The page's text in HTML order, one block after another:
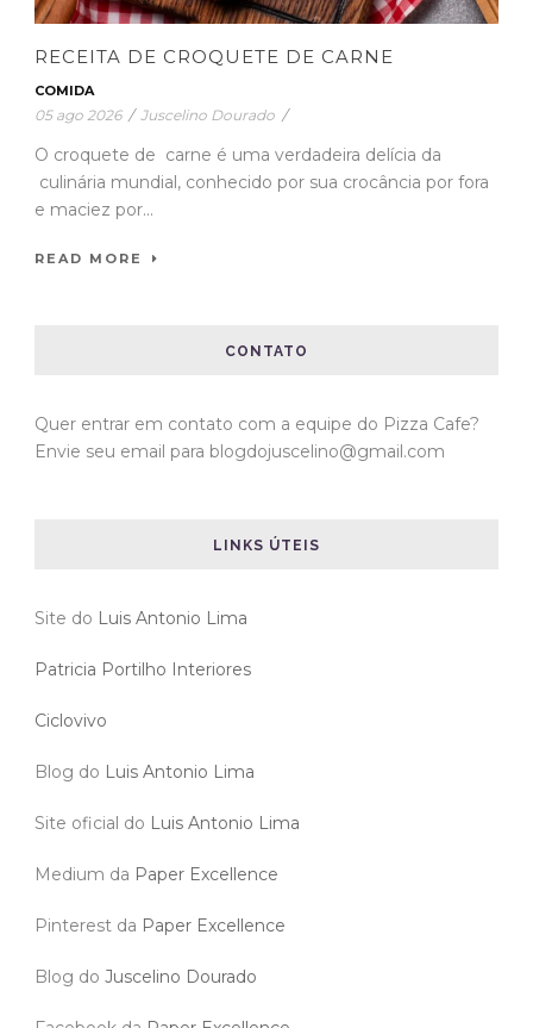
RECEITA DE CROQUETE DE CARNE
COMIDA
05 ago 2026 / Juscelino Dourado /
O croquete de carne é uma verdadeira delícia da
culinária mundial, conhecido por sua crocância por fora
e maciez por...
READ MORE
CONTATO
Quer entrar em contato com a equipe do Pizza Cafe?
Envie seu email para blogdojuscelino@gmail.com
LINKS ÚTEIS
Site do Luis Antonio Lima
Patricia Portilho Interiores
Ciclovivo
Blog do Luis Antonio Lima
Site oficial do Luis Antonio Lima
Medium da Paper Excellence
Pinterest da Paper Excellence
Blog do Juscelino Dourado